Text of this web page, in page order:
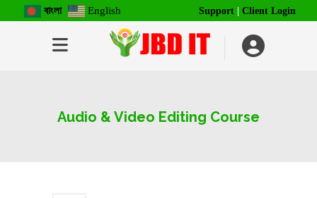
বাংলা English Support Client Login
Audio & Video Editing Course